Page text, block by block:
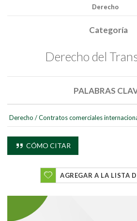
Derecho
Categoría
Derecho del
PALABRAS
Derecho / Contratos comerciales
CÓMO CITAR
AGREGAR A LA LISTA